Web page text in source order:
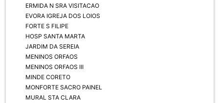
ERMIDA N SRA VISITACAO
EVORA IGREJA DOS LOIOS
FORTE S FILIPE
HOSP SANTA MARTA
JARDIM DA SEREIA
MENINOS ORFAOS
MENINOS ORFAOS III
MINDE CORETO
MONFORTE SACRO PAINEL
MURAL STA CLARA